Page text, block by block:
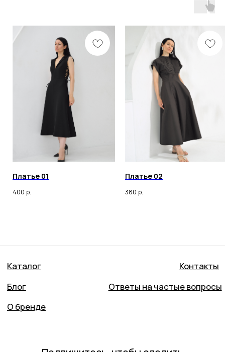
Платье 01
400 р.
Платье 02
380 р.
ИП ОНАССИС ИННА ВАЛЕРЬЕВНА
ИНН 260105030398
Оферта
Политика конфиденциальности
© 2023 Все права защищены
Любое копирование материалов сайта и элементов
включая изображения строго запрещены.